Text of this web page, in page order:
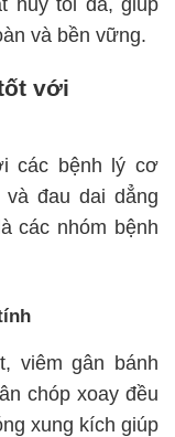
và bền vững.
với
các bệnh lý cơ
đau dai dẳng
các nhóm bệnh
viêm gân bánh
chóp xoay đều
xung kích giúp